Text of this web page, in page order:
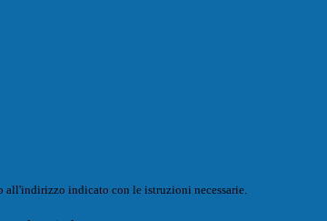
all'indirizzo indicato con le istruzioni necessarie.